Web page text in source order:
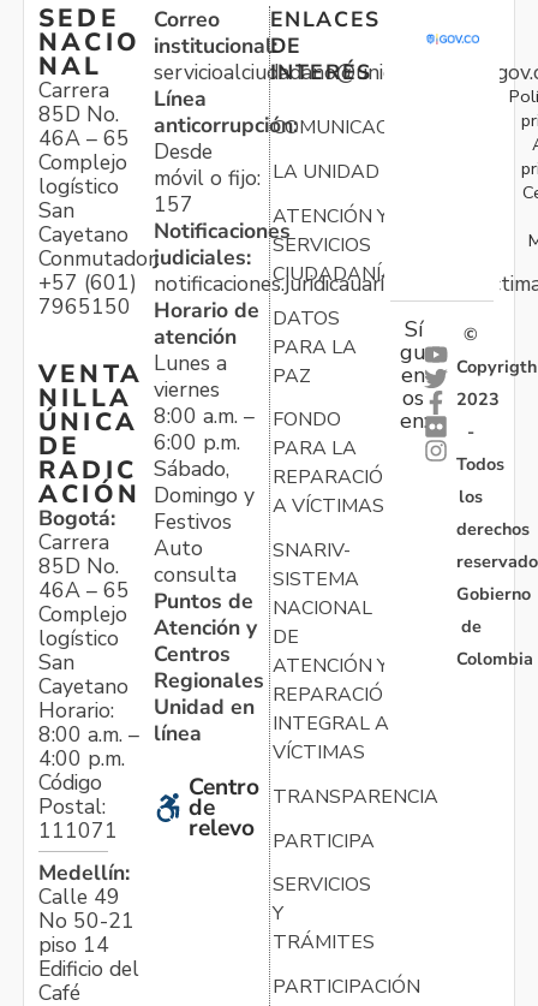
SEDE
NACIO
NAL
Carrera
85D No.
46A – 65
Complejo
logístico
San
Cayetano
Conmutador:
+57 (601)
7965150
VENTA
NILLA
ÚNICA
DE
RADIC
ACIÓN
Bogotá:
Carrera
85D No.
46A – 65
Complejo
logístico
San
Cayetano
Horario:
8:00 a.m. –
4:00 p.m.
Código
Postal:
111071
Medellín:
Calle 49
No 50-21
piso 14
Edificio del
Café
Correo
institucional:
Línea
anticorrupción:
Desde
móvil o fijo:
157
Notificaciones
judiciales:
Horario de
atención
Lunes a
viernes
8:00 a.m. –
6:00 p.m.
Sábado,
Domingo y
Festivos
Auto
consulta
Puntos de
Atención y
Centros
Regionales
Unidad en
línea
Centro
de
relevo
ENLACES
DE
INTERÉS
COMUNICACIONES
LA UNIDAD
ATENCIÓN Y
SERVICIOS
CIUDADANÍA
DATOS
PARA LA
PAZ
FONDO
PARA LA
REPARACIÓN
A VÍCTIMAS
SNARIV-
SISTEMA
NACIONAL
DE
ATENCIÓN Y
REPARACIÓN
INTEGRAL A
VÍCTIMAS
TRANSPARENCIA
PARTICIPA
SERVICIOS
Y
TRÁMITES
PARTICIPACIÓN
Sí
gu
en
os
en:
©
Copyrigth
2023
-
Todos
los
derechos
Gobierno
de
Colombia